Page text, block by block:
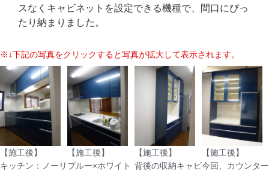
スなくキャビネットを設定できる機種で、間口にぴっ
たり納まりました。
※↓下記の写真をクリックすると写真が拡大して表示されます。
【施工後】
キッチン：ノーリ
【施工後】
ブルー×ホワイト
【施工後】
背後の収納キャビ
【施工後】
今回、カウンター